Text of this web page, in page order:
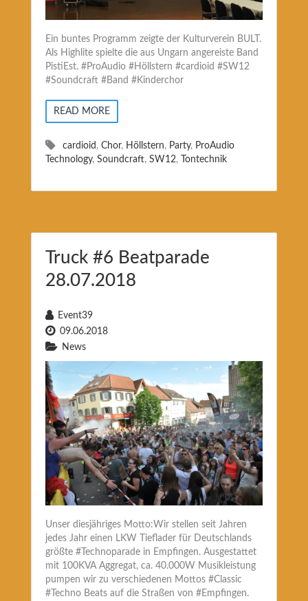
Ein buntes Programm zeigte der Kulturverein BULT.
Als Highlite spielte die aus Ungarn angereiste Band
PistiEst. #ProAudio #Höllstern #cardioid #SW12
#Soundcraft #Band #Kinderchor
READ MORE
cardioid , Chor, Höllstern, Party, ProAudio
Technology, Soundcraft, SW12, Tontechnik
Truck #6 Beatparade
28.07.2018
Event39
09.06.2018
News
Unser diesjähriges Motto:Wir stellen seit Jahren
jedes Jahr einen LKW Tieflader für Deutschlands
größte #Technoparade in Empfingen. Ausgestattet
mit 100KVA Aggregat, ca. 40.000W Musikleistung
pumpen wir zu verschiedenen Mottos #Classic
#Techno Beats auf die Straßen von #Empfingen.